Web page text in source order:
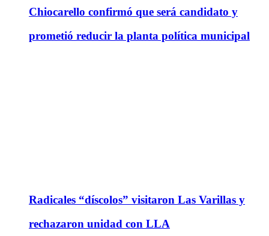
Chiocarello confirmó que será candidato y
prometió reducir la planta política municipal
Radicales “díscolos” visitaron Las Varillas y
rechazaron unidad con LLA